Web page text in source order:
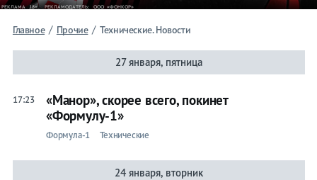
Главное / Прочие / Технические. Новости
27 января, пятница
17:23
«Манор», скорее всего, покинет
«Формулу-1»
Формула-1 Технические
24 января, вторник
Футбол
Прогнозы
Букмекеры
Хоккей